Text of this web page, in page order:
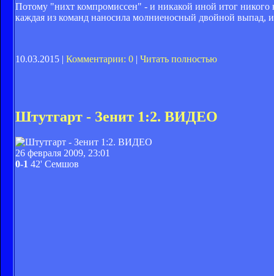
Потому "нихт компромиссен" - и никакой иной итог никого
каждая из команд наносила молниеносный двойной выпад,
10.03.2015 | Комментарии: 0 | Читать полностью
Штутгарт - Зенит 1:2. ВИДЕО
26 февраля 2009, 23:01
0-1 42' Семшов